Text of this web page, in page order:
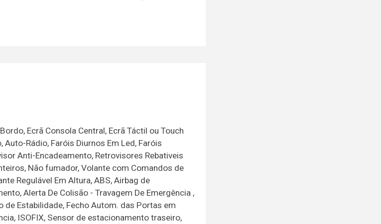
Ecrã Consola Central, Ecrã Táctil ou Touch
Auto-Rádio, Faróis Diurnos Em Led, Faróis
Anti-Encadeamento, Retrovisores Rebativeis
Não fumador, Volante com Comandos de
Regulável Em Altura, ABS, Airbag de
Alerta De Colisão - Travagem De Emergência ,
Estabilidade, Fecho Autom. das Portas em
ISOFIX, Sensor de estacionamento traseiro,